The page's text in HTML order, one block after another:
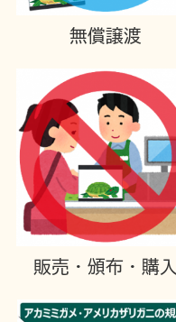
無償譲渡
販売・頒布・購入